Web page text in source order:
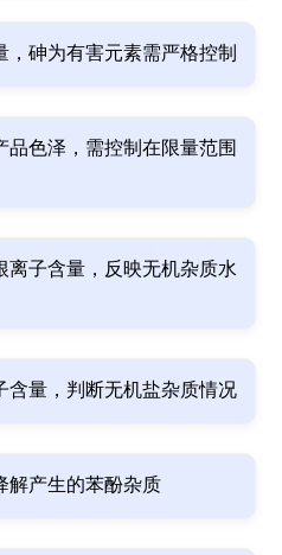
砷为有害元素需严格控制
色泽，需控制在限量范围
离子含量，反映无机杂质水
含量，判断无机盐杂质情况
解产生的苯酚杂质